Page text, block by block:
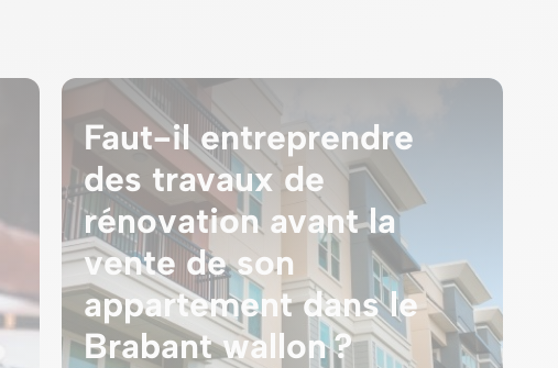
Faut-il entreprendre
des travaux de
rénovation avant la
vente de son
appartement dans le
Brabant wallon ?